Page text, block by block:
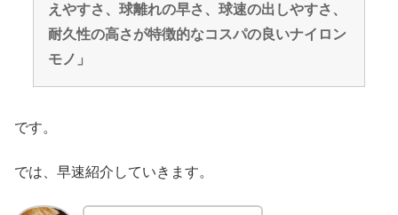
えやすさ、球離れの早さ、球速の出しやすさ、
耐久性の高さが特徴的なコスパの良いナイロン
モノ」
です。
では、早速紹介していきます。